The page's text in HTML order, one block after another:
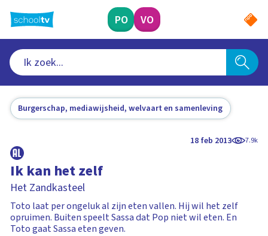
naar
hoofdinhoud
PO VO
Burgerschap, mediawijsheid, welvaart en samenleving
18 feb 2013 7.9k
Ik kan het zelf
Het Zandkasteel
Toto laat per ongeluk al zijn eten vallen. Hij wil het zelf
opruimen. Buiten speelt Sassa dat Pop niet wil eten. En
Toto gaat Sassa eten geven.